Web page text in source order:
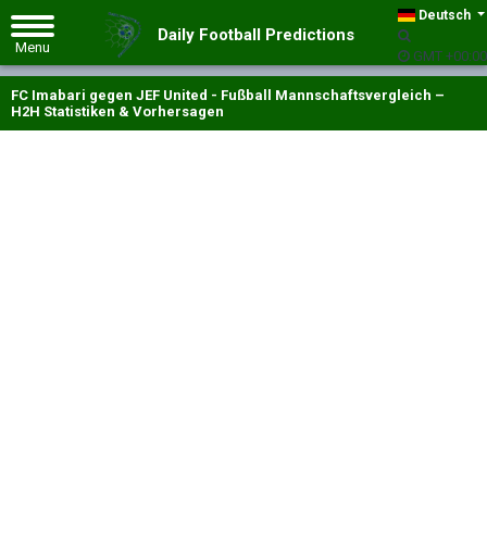
Deutsch
GMT +00:00
Daily Football Predictions
FC Imabari gegen JEF United - Fußball Mannschaftsvergleich –
H2H Statistiken & Vorhersagen